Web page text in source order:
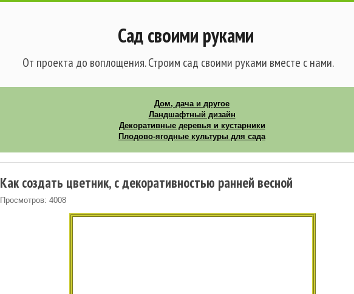
Сад своими руками
От проекта до воплощения. Строим сад своими руками вместе с нами.
Дом, дача и другое
Ландшафтный дизайн
Декоративные деревья и кустарники
Плодово-ягодные культуры для сада
Как создать цветник, с декоративностью ранней весной
Просмотров: 4008